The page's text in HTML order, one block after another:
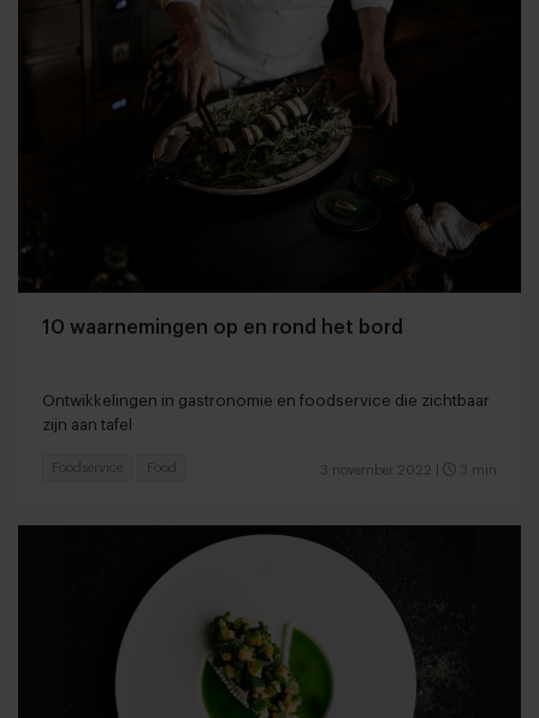
10 waarnemingen op en rond het bord
Ontwikkelingen in gastronomie en foodservice die zichtbaar
zijn aan tafel
3 november 2022 3 min
Foodservice Food